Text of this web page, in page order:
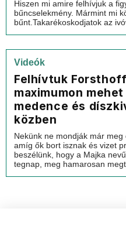
Hiszen mi amire felhívjuk a
bűncselekmény. Mármint mi
bűnt.Takarékoskodjatok az
Videók
Felhívtuk
maximumon
medence és
közben
Nekünk ne mondják már meg
amíg ők bort isznak és vizet
beszélünk, hogy a Majka
tegnap, meg hamarosan